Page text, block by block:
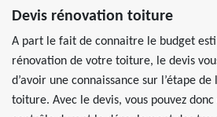
Devis rénovation toiture
A part le fait de connaitre le budget
rénovation de votre toiture, le devis
d’avoir une connaissance sur l’étape
toiture. Avec le devis, vous pouvez